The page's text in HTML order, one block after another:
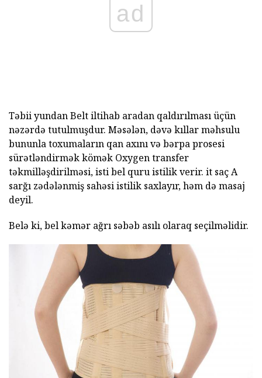
ad
Təbii yundan Belt iltihab aradan qaldırılması üçün
nəzərdə tutulmuşdur. Məsələn, dəvə kıllar məhsulu
bununla toxumaların qan axını və bərpa prosesi
sürətləndirmək kömək Oxygen transfer
təkmilləşdirilməsi, isti bel quru istilik verir. it saç A
sarğı zədələnmiş sahəsi istilik saxlayır, həm də masaj
deyil.
Belə ki, bel kəmər ağrı səbəb asılı olaraq seçilməlidir.